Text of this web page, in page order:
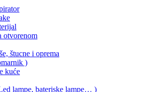
otvorenom
štucne i oprema
)
kuće
lampe, bateriske lampe… )